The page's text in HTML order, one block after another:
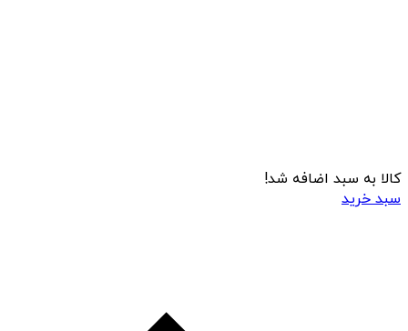
کالا به سبد اضافه شد!
سبد خرید